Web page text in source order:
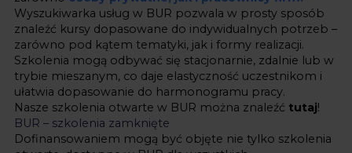
Wyszukiwarka usług w BUR pozwala w prosty sposób
znaleźć kursy dopasowane do indywidualnych potrzeb –
zarówno pod kątem tematyki, jak i formy realizacji.
Szkolenia mogą odbywać się stacjonarnie, zdalnie lub w
trybie mieszanym, co daje elastyczność uczestnikom i
ułatwia dopasowanie do harmonogramu pracy.
Nasze szkolenia otwarte w BUR można znaleźć tutaj!
BUR – szkolenia zamknięte
Dofinansowaniem mogą być objęte nie tylko szkolenia